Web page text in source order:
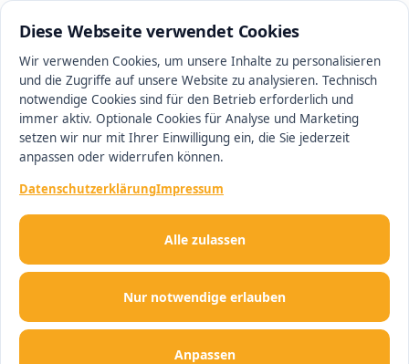
Diese Webseite verwendet Cookies
Wir verwenden Cookies, um unsere Inhalte zu personalisieren
und die Zugriffe auf unsere Website zu analysieren. Technisch
notwendige Cookies sind für den Betrieb erforderlich und
immer aktiv. Optionale Cookies für Analyse und Marketing
setzen wir nur mit Ihrer Einwilligung ein, die Sie jederzeit
anpassen oder widerrufen können.
DatenschutzerklärungImpressum
Nur notwendige erlauben
Anpassen
Alle zulassen